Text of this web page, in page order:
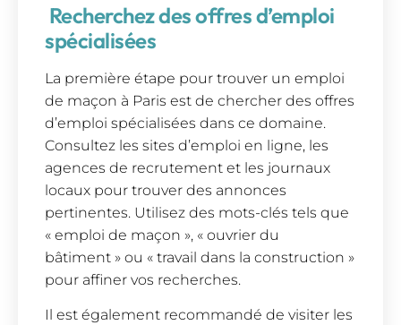
Recherchez des offres d’emploi
spécialisées
La première étape pour trouver un emploi
de maçon à Paris est de chercher des offres
d’emploi spécialisées dans ce domaine.
Consultez les sites d’emploi en ligne, les
agences de recrutement et les journaux
locaux pour trouver des annonces
pertinentes. Utilisez des mots-clés tels que
« emploi de maçon », « ouvrier du
bâtiment » ou « travail dans la construction »
pour affiner vos recherches.
Il est également recommandé de visiter les